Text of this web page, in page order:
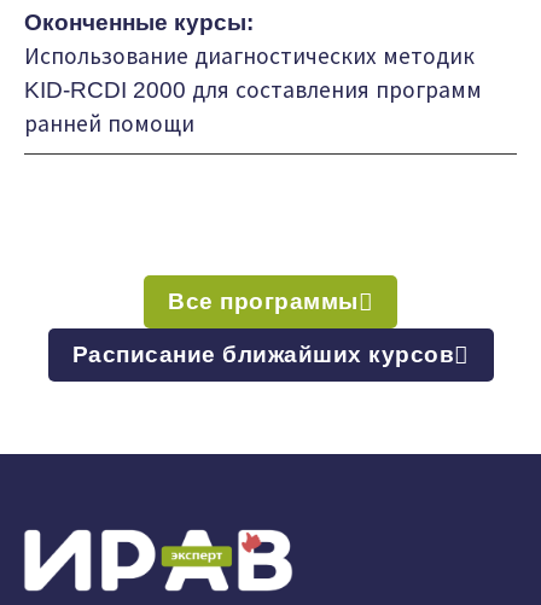
Оконченные курсы:
Использование диагностических методик
KID-RCDI 2000 для составления программ
ранней помощи
Все программы
Расписание ближайших курсов